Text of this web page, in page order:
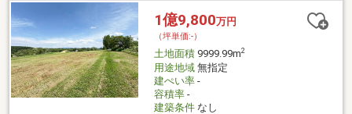
1億9,800万円
（坪単価:-）
土地面積9999.99m2
用途地域無指定
建ぺい率-
容積率-
建築条件なし